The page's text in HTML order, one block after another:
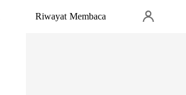
Riwayat Membaca